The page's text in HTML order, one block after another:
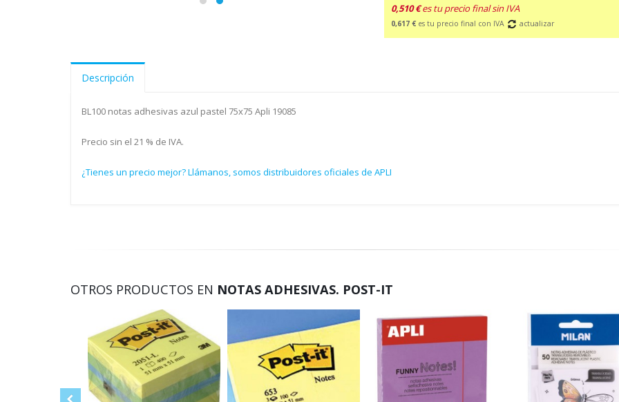
0,510 €es tu precio final sin IVA
0,617 € es tu precio final con IVA actualizar
Descripción
BL100 notas adhesivas azul pastel 75x75 Apli 19085
Precio sin el 21 % de IVA.
¿Tienes un precio mejor? Llámanos, somos distribuidores oficiales de APLI
OTROS PRODUCTOS EN NOTAS ADHESIVAS. POST-IT